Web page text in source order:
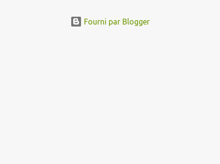
Fourni par Blogger